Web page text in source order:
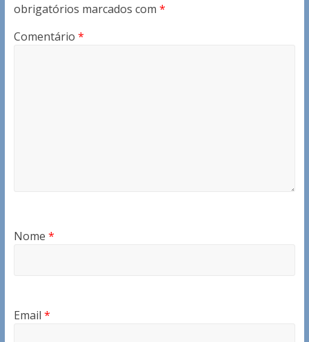
obrigatórios marcados com *
Comentário *
Nome *
Email *